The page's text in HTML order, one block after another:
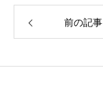
前の記事